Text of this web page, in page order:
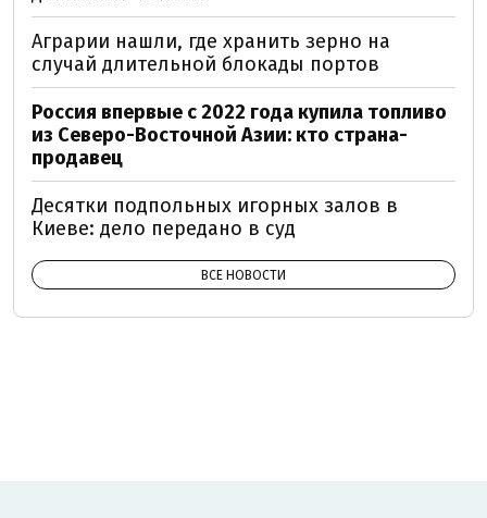
Аграрии нашли, где хранить зерно на
случай длительной блокады портов
Россия впервые с 2022 года купила топливо
из Северо-Восточной Азии: кто страна-
продавец
Десятки подпольных игорных залов в
Киеве: дело передано в суд
ВСЕ НОВОСТИ